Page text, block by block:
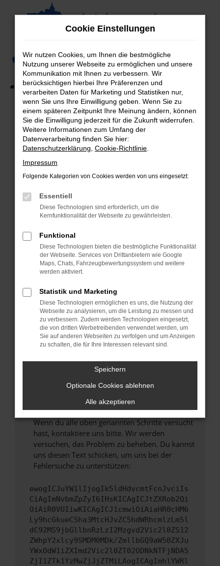
Zum
0
Startseite Fahrzeugangebote Fahrzeug-Showroom
Fehler: Network Error
Beim Laden ist ein Fehler aufgetreten.
Hier sind ein paar Tipps, die dir helfen können:
Überprüfe deine Firewall und deine
Laden andere Webseiten, zum Beispiel deine
Suchmaschine?
Manche Erweiterungen, wie Werbeblocker,
können das Laden bestimmter Seiten
verhindern. Funktioniert die Seite in einem
anderen Browser oder in einem privaten
Starte dein Gerät neu.
Das kann manchmal helfen, vorübergehende
Probleme zu beheben.
Stelle sicher, dass dein Browser und dein
Betriebssystem auf dem neuesten Stand
Veraltete Software birgt nicht nur ein
Sicherheitsrisiko, sondern kann auch dazu
führen, dass bestimmte Funktionen nicht mehr
unterstützt werden.
Wende dich an den Webseitenbetreiber.
Wenn du alle oben genannten Schritte versucht
hast, kontaktiere uns bitte. Wir werden
versuchen, das Problem zu beheben. Du kannst
uns diesen Text schicken, um uns bei der
Fehlersuche zu unterstützen:
ewogICJuYW1lIjogIk5ldHdvcmtFcnJvciIs
CiAgImNvbmZpZyI6IHsKICAgICJtZXRob2Qi
OiAiR0VUIiwKICAgICJ1cmwiOiAiaHR0cHM6
Ly9hcGkueC5ha3MtcHJvZC5hdWRhcmlzLm5l
dC92MS9jbGllbnRzLzI2Mzgvd2Vic2l0ZS12
ZWhpY2xlcy9SMDM0MDk/ZmllbGQ9aW50ZXJu
YWxOdW1iZXImd2Vic2l0ZT02ODNkNTFjNDA5
ZjI1ZTk1YzMwZjJjZTMiLAogICAgImhlYWRl
Cookie Einstellungen
Wir nutzen Cookies, um Ihnen die bestmögliche
Nutzung unserer Webseite zu ermöglichen und unsere
Kommunikation mit Ihnen zu verbessern. Wir
berücksichtigen hierbei Ihre Präferenzen und
verarbeiten Daten für Marketing und Statistiken nur,
wenn Sie uns Ihre Einwilligung geben. Wenn Sie zu
einem späteren Zeitpunkt Ihre Meinung ändern, können
Sie die Einwilligung jederzeit für die Zukunft widerrufen.
Weitere Informationen zum Umfang der
Datenverarbeitung finden Sie hier:
Datenschutzerklärung Cookie-Richtlinie
Impressum
Folgende Kategorien von Cookies werden von uns eingesetzt:
Essentiell
Diese Technologien sind erforderlich, um die
Kernfunktionalität der Webseite zu gewährleisten.
Funktional
Diese Technologien bieten die bestmögliche Funktionalität
der Webseite. Services von Drittanbietern wie Google
Maps, Chats, Fahrzeugbewertungssystem und weitere
werden aktiviert.
Statistik und Marketing
Diese Technologien ermöglichen es uns, die Nutzung der
Webseite zu analysieren, um die Leistung zu messen und
zu verbessern. Zudem werden Technologien eingesetzt,
die von dritten Werbetreibenden verwendet werden, um
Sie auf anderen Webseiten zu verfolgen und um Anzeigen
zu schalten, die für Ihre Interessen relevant sind.
Speichern
Optionale Cookies ablehnen
Alle akzeptieren